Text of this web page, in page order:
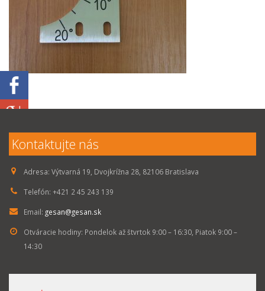
Kontaktujte nás
Adresa: Výtvarná 19, Dvojkrížna 28, 82106 Bratislava
Telefón: +421 2 45 243 139
Email: gesan@gesan.sk
Otváracie hodiny: Pondelok až štvrtok 9:00 – 16:30, Piatok 9:00 –
14:30